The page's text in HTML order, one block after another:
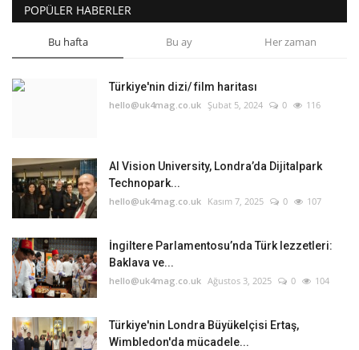
POPÜLER HABERLER
Bu hafta Bu ay Her zaman
Türkiye'nin dizi/ film haritası
hello@uk4mag.co.uk Şubat 5, 2024 0 116
AI Vision University, Londra’da Dijitalpark
Technopark...
hello@uk4mag.co.uk Kasım 7, 2025 0 107
İngiltere Parlamentosu’nda Türk lezzetleri:
Baklava ve...
hello@uk4mag.co.uk Ağustos 3, 2025 0 104
Türkiye'nin Londra Büyükelçisi Ertaş,
Wimbledon'da mücadele...